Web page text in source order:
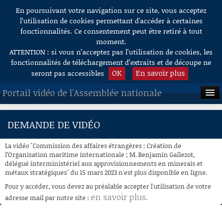
Aller au contenu
En poursuivant votre navigation sur ce site, vous acceptez
l’utilisation de cookies permettant d'accéder à certaines
fonctionnalités. Ce consentement peut être retiré à tout
moment.
ATTENTION : si vous n’acceptez pas l’utilisation de cookies, les
fonctionnalités de téléchargement d’extraits et de découpe ne
seront pas accessibles
OK En savoir plus
Portail vidéo de l'Assemblée nationale
ACCUEIL
À LA DEMANDE
RECHERCHE
AIDE À LA DÉCOUPE
DE VIDÉOS
DEMANDE DE VIDÉO
La vidéo "Commission des affaires étrangères : Création de
l’Organisation maritime internationale ; M. Benjamin Gallezot,
délégué interministériel aux approvisionnements en minerais et
métaux stratégiques" du 15 mars 2023 n'est plus disponible en ligne.
Pour y accéder, vous devez au préalable accepter l'utilisation de votre
adresse mail par notre site : en savoir plus.